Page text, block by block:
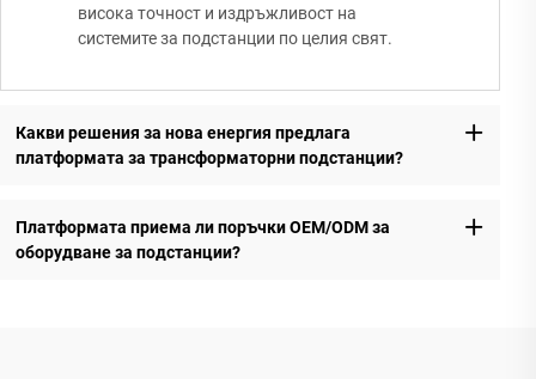
висока точност и издръжливост на
системите за подстанции по целия свят.
Какви решения за нова енергия предлага
платформата за трансформаторни подстанции?
Платформата приема ли поръчки OEM/ODM за
оборудване за подстанции?